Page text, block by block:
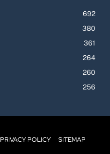
692
380
361
264
260
256
PRIVACY POLICY SITEMAP